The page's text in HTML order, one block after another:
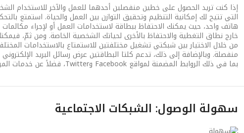
إذا كنت تريد الحصول على خطين منفصلين أحدهما للعمل والآخر للاستخدام
هاتف واحد، حيث يمكنك الاحتفاظ ببطاقة لاستخدامات العمل أو لإجراء
خارج نطاق التغطية والاحتفاظ بالأخرى لحياتك الشخصية الخاصة. ومن ثمّ،
من خلال الاختيار بين شبكتي تشغيل مختلفتين للاستمتاع بالاستخدامات
منفصلة. وبالإضافة إلى ذلك، تدعم كلتا البطاقتين عرض رسائل البريد
بما في ذلك الروابط المضمنة لمواقع Facebook وTwitter، فضلاً عن خدمات المراسلة الفورية.
سهولة الوصول: الشبكات الاجتماعية